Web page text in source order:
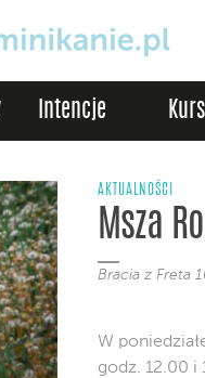
Intencje
AKTUALNOŚCI
Msza
Bracia z Freta
W
godz. 12.00 i